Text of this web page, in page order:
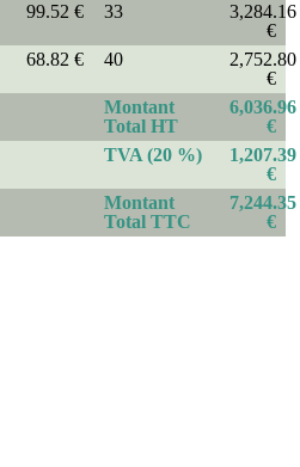
99.52 € 33
3,284.16
€
68.82 € 40
2,752.80
€
Montant
Total HT
6,036.96
€
TVA (20 %)
1,207.39
€
Montant
Total TTC
7,244.35
€